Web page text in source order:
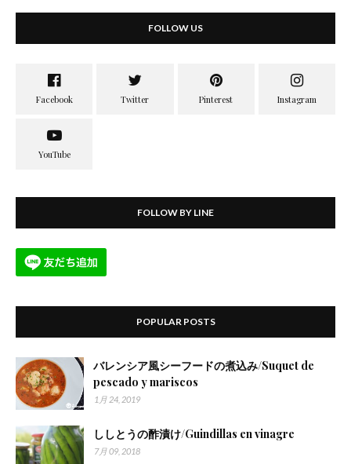
FOLLOW US
FOLLOW BY LINE
POPULAR POSTS
バレンシア風シーフードの煮込み/Suquet de
pescado y mariscos
1月 24, 2019
ししとうの酢漬け/Guindillas en vinagre
7月 09, 2018